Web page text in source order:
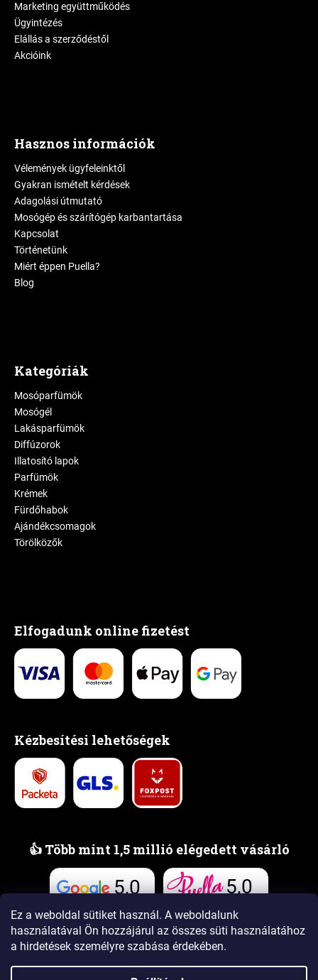
Ez a weboldal sütiket használ. A weboldalunk
használatával Ön hozzájárul az összes süti használatához
a hirdetések személyre szabása érdekében.
Marketing együttműködés
Ügyintézés
Elállás a szerződéstől
Akcióink
Hasznos információk
Vélemények ügyfeleinktől
Gyakran ismételt kérdések
Adagolási útmutató
Mosógép és szárítógép karbantartása
Kapcsolat
Történetünk
Miért éppen Puella?
Blog
Kategóriák
Mosóparfümök
Mosógél
Lakásparfümök
Diffúzorok
Illatosító lapok
Parfümök
Krémek
Fürdőhabok
Ajándékcsomagok
Törölközők
Elfogadunk online fizetést
Kézbesítési lehetőségek
👍 Több mint 1,5 millió elégedett vásárló
5,0
Vélemények
5,0